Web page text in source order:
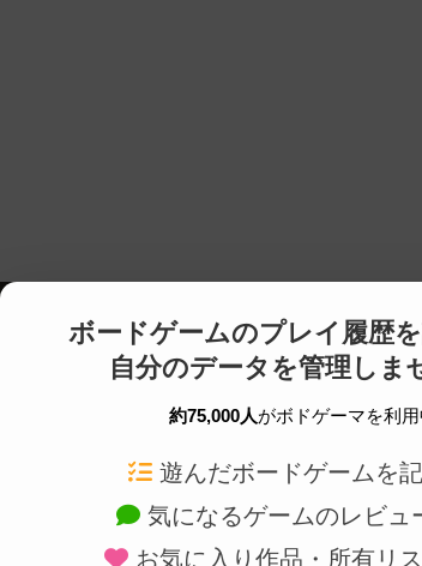
ボードゲームのプレイ履歴を
自分のデータを管理しま
約75,000人がボドゲーマを利用
遊んだボードゲームを
気になるゲームのレビュ
お気に入り作品・所有リ
ボードゲームを検索する 新作・